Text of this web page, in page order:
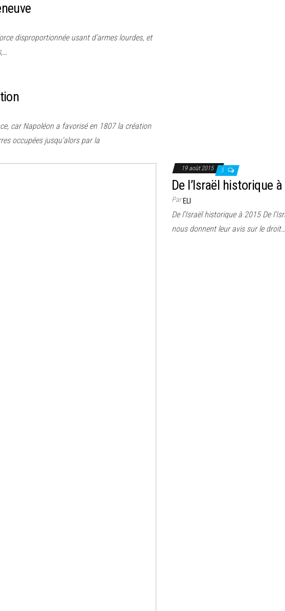
disproportionnée usant d’armes lourdes, et
car Napoléon a favorisé en 1807 la création
occupées jusqu’alors par la
19 août 2015 5
De l’Israël historique
ParELI
De l’Israël historique à 2015 De
nous donnent leur avis sur le droit…